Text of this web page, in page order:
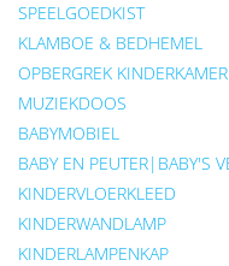
SPEELGOEDKIST
KLAMBOE & BEDHEMEL
OPBERGREK KINDERKAMER
MUZIEKDOOS
BABYMOBIEL
BABY EN PEUTER|BABY'S
KINDERVLOERKLEED
KINDERWANDLAMP
KINDERLAMPENKAP